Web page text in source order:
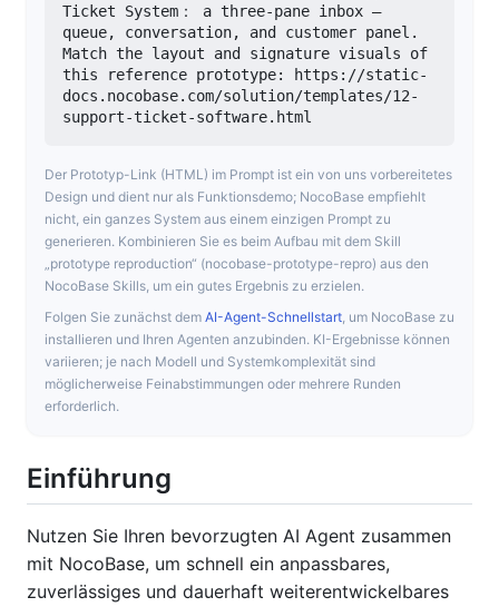
Ticket System： a three-pane inbox —
queue, conversation, and customer panel.
Match the layout and signature visuals of
this reference prototype: https://static-
docs.nocobase.com/solution/templates/12-
support-ticket-software.html
Der Prototyp-Link (HTML) im Prompt ist ein von uns vorbereitetes
Design und dient nur als Funktionsdemo; NocoBase empfiehlt
nicht, ein ganzes System aus einem einzigen Prompt zu
generieren. Kombinieren Sie es beim Aufbau mit dem Skill
„prototype reproduction“ (nocobase-prototype-repro) aus den
NocoBase Skills, um ein gutes Ergebnis zu erzielen.
Folgen Sie zunächst dem AI-Agent-Schnellstart, um NocoBase zu
installieren und Ihren Agenten anzubinden. KI-Ergebnisse können
variieren; je nach Modell und Systemkomplexität sind
möglicherweise Feinabstimmungen oder mehrere Runden
erforderlich.
Einführung
Nutzen Sie Ihren bevorzugten AI Agent zusammen
mit NocoBase, um schnell ein anpassbares,
zuverlässiges und dauerhaft weiterentwickelbares